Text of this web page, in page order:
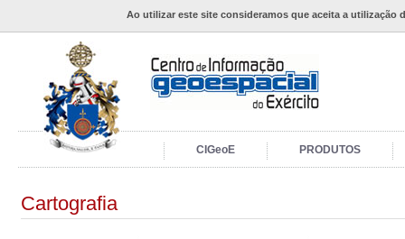
Ao utilizar este site consideramos que aceita a utilização
CIGeoE PRODUTOS
Cartografia